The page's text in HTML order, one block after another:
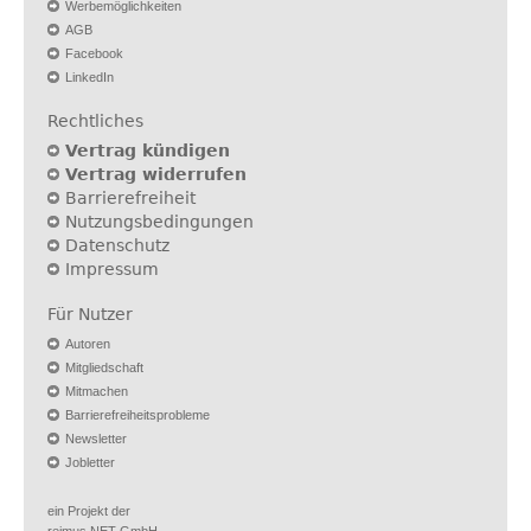
Werbemöglichkeiten
AGB
Facebook
LinkedIn
Rechtliches
Vertrag kündigen
Vertrag widerrufen
Barrierefreiheit
Nutzungsbedingungen
Datenschutz
Impressum
Für Nutzer
Autoren
Mitgliedschaft
Mitmachen
Barrierefreiheitsprobleme
Newsletter
Jobletter
ein Projekt der